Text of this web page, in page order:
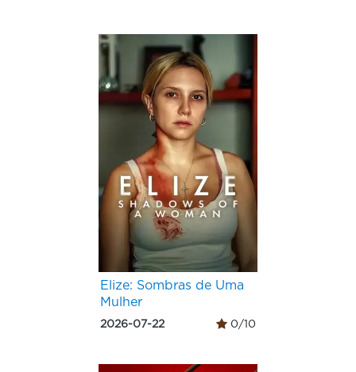
Elize: Sombras de Uma
Mulher
2026-07-22 0/10